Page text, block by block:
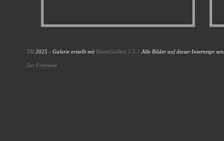
TM2025 - Galerie erstellt mit HomeGallery 1.5.1Alle Bilder auf dieser Internetpr
Zur Fotoseite